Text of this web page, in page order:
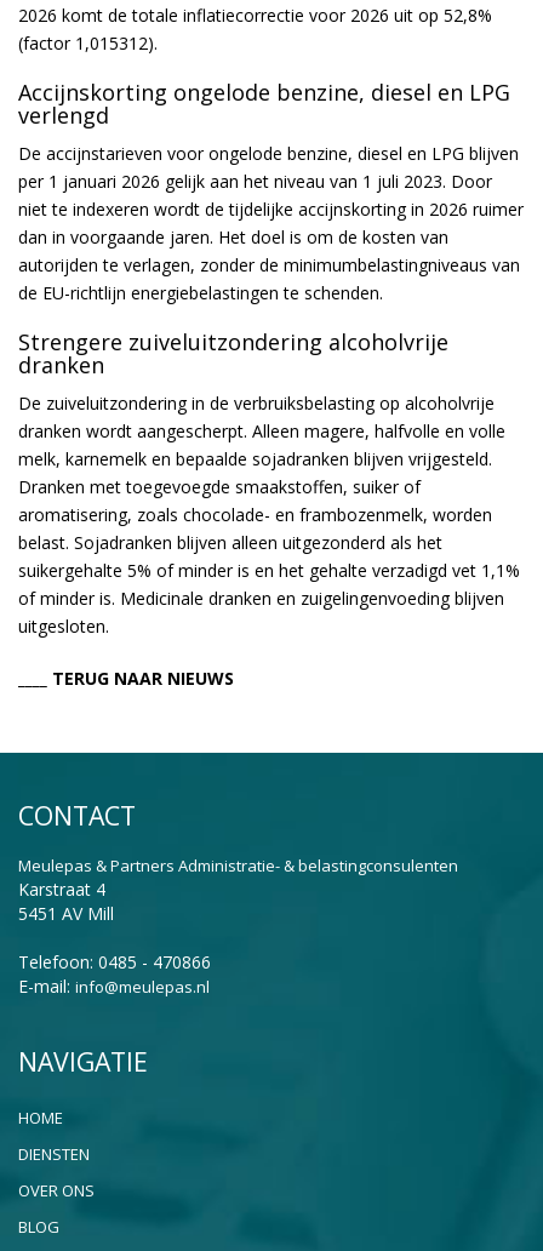
2026 komt de totale inflatiecorrectie voor 2026 uit op 52,8%
(factor 1,015312).
Accijnskorting ongelode benzine, diesel en LPG
verlengd
De accijnstarieven voor ongelode benzine, diesel en LPG blijven
per 1 januari 2026 gelijk aan het niveau van 1 juli 2023. Door
niet te indexeren wordt de tijdelijke accijnskorting in 2026 ruimer
dan in voorgaande jaren. Het doel is om de kosten van
autorijden te verlagen, zonder de minimumbelastingniveaus van
de EU-richtlijn energiebelastingen te schenden.
Strengere zuiveluitzondering alcoholvrije
dranken
De zuiveluitzondering in de verbruiksbelasting op alcoholvrije
dranken wordt aangescherpt. Alleen magere, halfvolle en volle
melk, karnemelk en bepaalde sojadranken blijven vrijgesteld.
Dranken met toegevoegde smaakstoffen, suiker of
aromatisering, zoals chocolade- en frambozenmelk, worden
belast. Sojadranken blijven alleen uitgezonderd als het
suikergehalte 5% of minder is en het gehalte verzadigd vet 1,1%
of minder is. Medicinale dranken en zuigelingenvoeding blijven
uitgesloten.
____ TERUG NAAR NIEUWS
CONTACT
Meulepas & Partners Administratie- & belastingconsulenten
Karstraat 4
5451 AV Mill
Telefoon: 0485 - 470866
E-mail: info@meulepas.nl
NAVIGATIE
HOME
DIENSTEN
OVER ONS
BLOG